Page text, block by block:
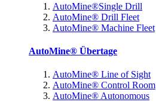
AutoMine®Single Drill
AutoMine® Drill Fleet
AutoMine® Machine Fleet
AutoMine® Übertage
AutoMine® Line of Sight
AutoMine® Control Room
AutoMine® Autonomous